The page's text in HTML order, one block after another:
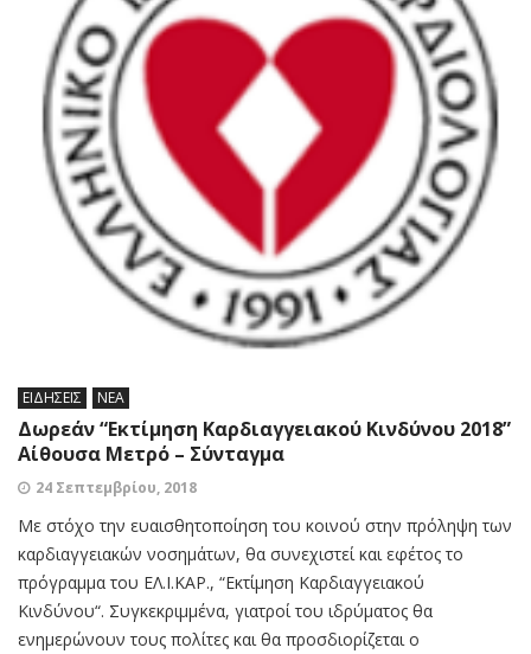
ΕΙΔΗΣΕΙΣ ΝΕΑ
Δωρεάν “Εκτίμηση Καρδιαγγειακού Κινδύνου 2018”
Αίθουσα Μετρό – Σύνταγμα
24 Σεπτεμβρίου, 2018
Με στόχο την ευαισθητοποίηση του κοινού στην πρόληψη των
καρδιαγγειακών νοσημάτων, θα συνεχιστεί και εφέτος το
πρόγραμμα του ΕΛ.Ι.ΚΑΡ., “Εκτίμηση Καρδιαγγειακού
Κινδύνου“. Συγκεκριμμένα, γιατροί του ιδρύματος θα
ενημερώνουν τους πολίτες και θα προσδιορίζεται ο